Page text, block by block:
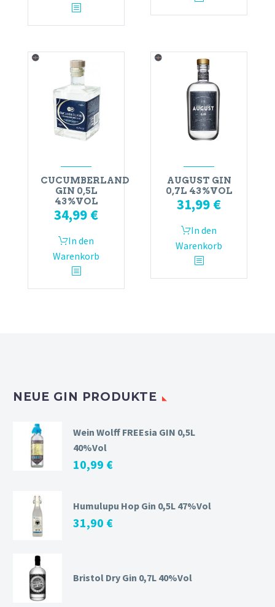
CUCUMBERLAND
GIN 0,5L
43%VOL
34,99 €
In den
Warenkorb
AUGUST GIN
0,7L 43%VOL
31,99 €
In den
Warenkorb
NEUE GIN PRODUKTE
Wein Wolff FREEsia GIN 0,5L
40%Vol
10,99 €
Humulupu Hop Gin 0,5L 47%Vol
31,90 €
Bristol Dry Gin 0,7L 40%Vol